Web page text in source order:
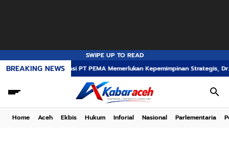
SWIPE UP TO READ
BREAKING NEWS
Transformasi PT PEMA Memerlukan Kepemimpinan Strategis, Dr. Said
Home Aceh Ekbis Hukum Inforial Nasional Parlementaria